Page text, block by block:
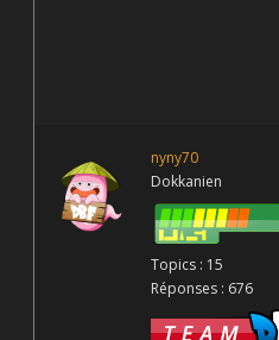
nyny70
Dokkanien
Topics : 15
Réponses : 676